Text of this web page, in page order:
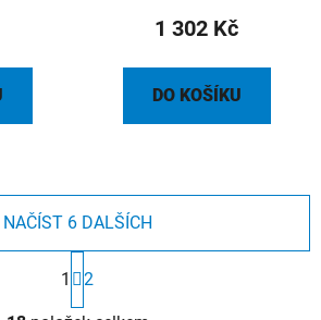
1 302 Kč
DO KOŠÍKU
O
NAČÍST 6 DALŠÍCH
S
t
r
1 2